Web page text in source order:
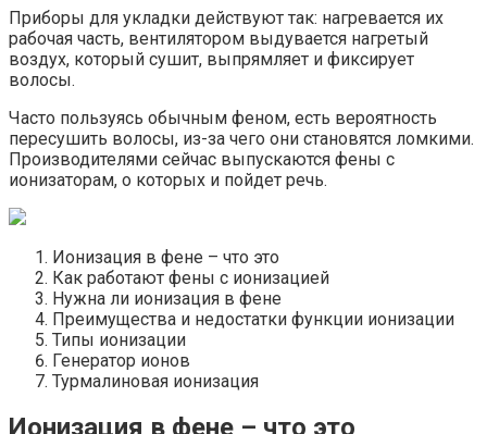
Приборы для укладки действуют так: нагревается их
рабочая часть, вентилятором выдувается нагретый
воздух, который сушит, выпрямляет и фиксирует
волосы.
Часто пользуясь обычным феном, есть вероятность
пересушить волосы, из-за чего они становятся ломкими.
Производителями сейчас выпускаются фены с
ионизаторам, о которых и пойдет речь.
Ионизация в фене – что это
Как работают фены с ионизацией
Нужна ли ионизация в фене
Преимущества и недостатки функции ионизации
Типы ионизации
Генератор ионов
Турмалиновая ионизация